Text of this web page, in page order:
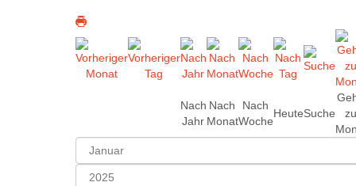
Nach
Jahr
Nach
Monat
Nach
Woche
HeuteSuche
zu